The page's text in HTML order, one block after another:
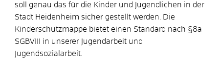
soll genau das für die Kinder und Jugendlichen in der
Stadt Heidenheim sicher gestellt werden. Die
Kinderschutzmappe bietet einen Standard nach §8a
SGBVIII in unserer Jugendarbeit und
Jugendsozialarbeit.